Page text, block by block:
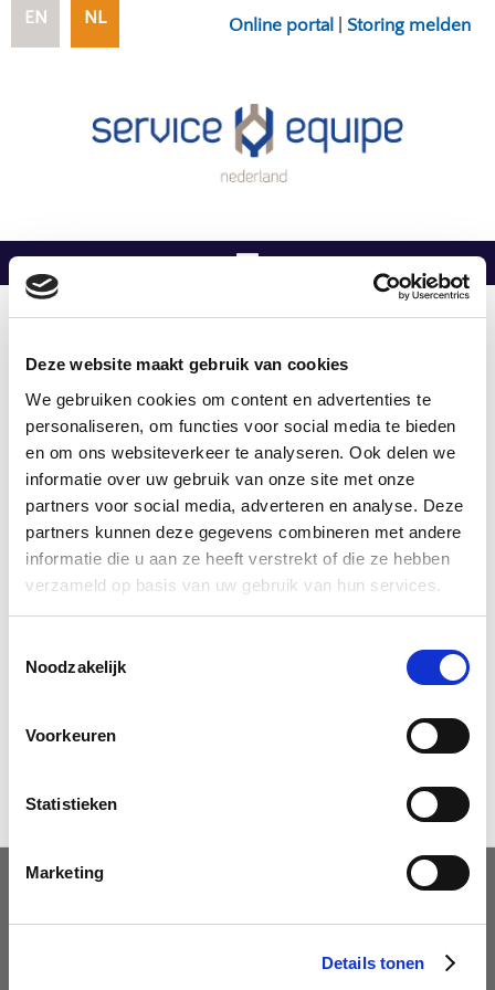
Deze website maakt gebruik van cookies
We gebruiken cookies om content en advertenties te
personaliseren, om functies voor social media te bieden
en om ons websiteverkeer te analyseren. Ook delen we
informatie over uw gebruik van onze site met onze
partners voor social media, adverteren en analyse. Deze
partners kunnen deze gegevens combineren met andere
informatie die u aan ze heeft verstrekt of die ze hebben
verzameld op basis van uw gebruik van hun services.
Noodzakelijk
Voorkeuren
Statistieken
Marketing
Details tonen
EN NL Online portal Storing melden
U bent hier:Home/Verkoop/
Wateronthardingsmiddelen
Als onafhankelijk servicepartner is Service Equipe
Nederland in staat alle gewenste merken te verkopen.
Vraag informatie aan of neem direct contact op: